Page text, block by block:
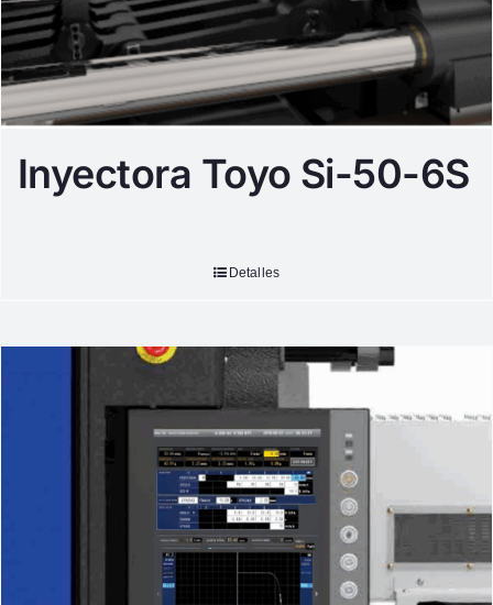
Inyectora Toyo Si-50-6S
Detalles